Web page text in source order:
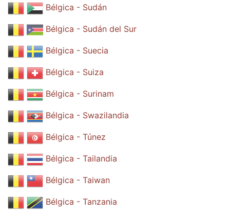
Bélgica - Sudán
Bélgica - Sudán del Sur
Bélgica - Suecia
Bélgica - Suiza
Bélgica - Surinam
Bélgica - Swazilandia
Bélgica - Túnez
Bélgica - Tailandia
Bélgica - Taiwan
Bélgica - Tanzania